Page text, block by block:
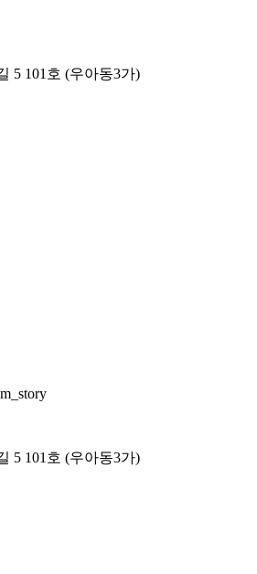
5 101호 (우아동3가)
5 101호 (우아동3가)